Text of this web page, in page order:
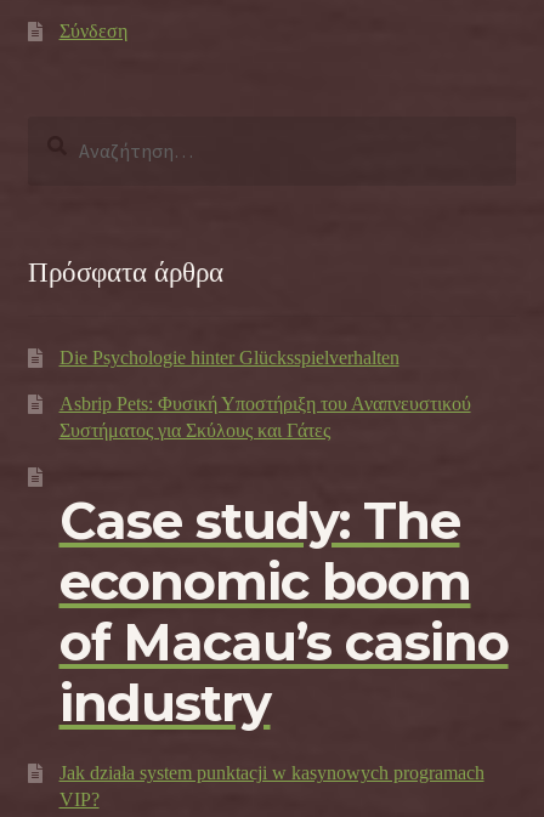
Σύνδεση
Πρόσφατα άρθρα
Die Psychologie hinter Glücksspielverhalten
Asbrip Pets: Φυσική Υποστήριξη του Αναπνευστικού
Συστήματος για Σκύλους και Γάτες
Case study: The
economic boom
of Macau’s casino
industry
Jak działa system punktacji w kasynowych programach
VIP?